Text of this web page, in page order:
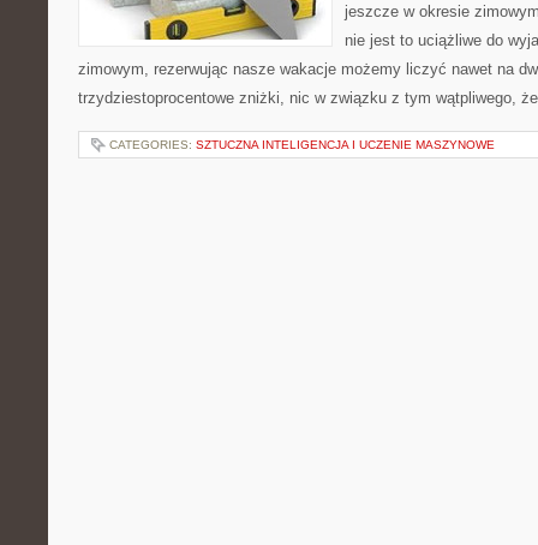
jeszcze w okresie
nie jest to uciążliwe do
zimowym, rezerwując nasze wakacje możemy liczyć nawet na
trzydziestoprocentowe zniżki, nic w związku z tym wątpliwego,
CATEGORIES: SZTUCZNA INTELIGENCJA I UCZENIE MASZYNOWE